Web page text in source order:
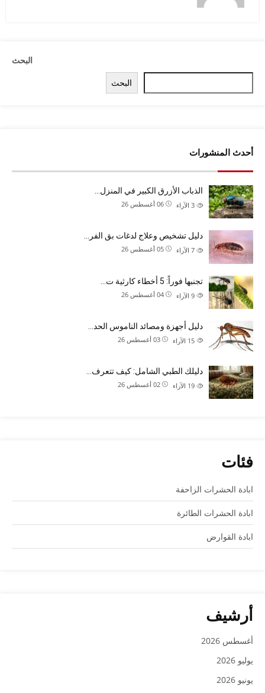
البحث
البحث
أحدث المنشورات
الذباب الأزرق الكبير في المنزل…
06 أغسطس 26 الآراء
دليل تشخيص وعلاج لدغات بق الفر…
05 أغسطس 26 الآراء
تجنبها فوراً: 5 أخطاء كارثية ت…
04 أغسطس 26 الآراء
دليل أجهزة ومصائد الناموس الحد…
03 أغسطس 26 الآراء
دليلك الطبي الشامل: كيف تتعرف…
02 أغسطس 26 الآراء
فئات
ابادة الحشرات الزاحفة
ابادة الحشرات الطائرة
ابادة القوارض
أرشيف
أغسطس 2026
يوليو 2026
يونيو 2026